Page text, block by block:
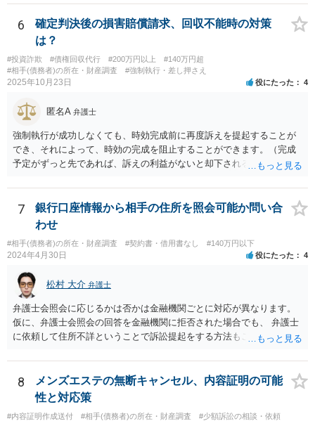
6
確定判決後の損害賠償請求、回収不能時の対策
は？
#投資詐欺 #債権回収代行 #200万円以上
#140万円超
#相手(債務者)の所在・財産調査
#強制執行・差し押さえ
2025年10月23日 役にたった 4
匿名A 弁護士
強制執行が成功しなくても、時効完成前に再度訴えを提起することが
でき、それによって、時効の完成を阻止することができます。（完成
予定がずっと先であれば、訴えの利益がないと却下されるので、その
になります。 手間であったり、忘れたり、諦めたりで情報が出回らな
いだけです。
7
銀行口座情報から相手の住所を照会可能か問い合
わせ
#相手(債務者)の所在・財産調査 #契約書・借用書なし #140万円以下
2024年4月30日 役にたった 4
松村 大介 弁護士
弁護士会照会に応じるかは否かは金融機関ごとに対応が異なります。
仮に、弁護士会照会の回答を金融機関に拒否された場合でも、 弁護士
に依頼して住所不詳ということで訴訟提起をする方法もございます。
8
メンズエステの無断キャンセル、内容証明の可能
性と対応策
#内容証明作成送付 #相手(債務者)の所在・財産調査
#少額訴訟の相談・依頼